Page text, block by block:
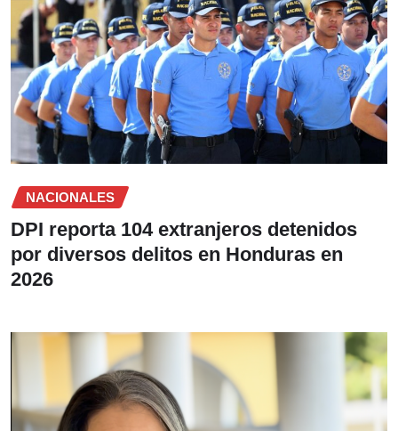
NACIONALES
DPI reporta 104 extranjeros detenidos
por diversos delitos en Honduras en
2026